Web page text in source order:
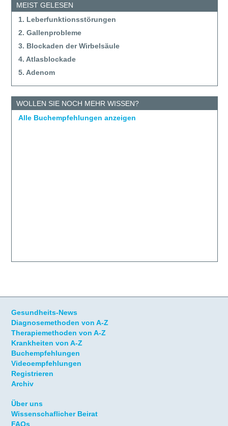
MEIST GELESEN
1. Leberfunktionsstörungen
2. Gallenprobleme
3. Blockaden der Wirbelsäule
4. Atlasblockade
5. Adenom
WOLLEN SIE NOCH MEHR WISSEN?
Alle Buchempfehlungen anzeigen
Gesundheits-News
Diagnosemethoden von A-Z
Therapiemethoden von A-Z
Krankheiten von A-Z
Buchempfehlungen
Videoempfehlungen
Registrieren
Archiv
Über uns
Wissenschaflicher Beirat
FAQs